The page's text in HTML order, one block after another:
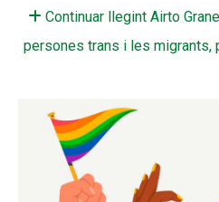
Continuar llegint Airto
persones trans i les migrants,